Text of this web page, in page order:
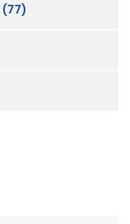
(77)